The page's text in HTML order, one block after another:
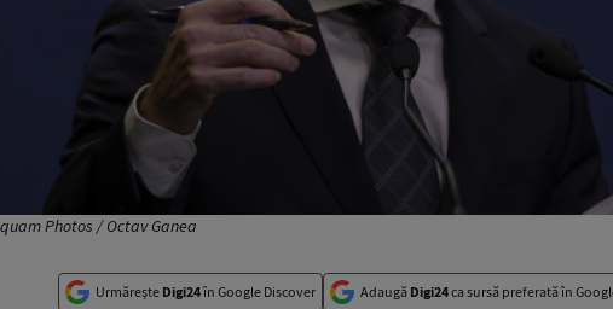
Photos / Octav Ganea
Urmărește Digi24în Google Discover Adaugă Digi24ca sursă preferată în